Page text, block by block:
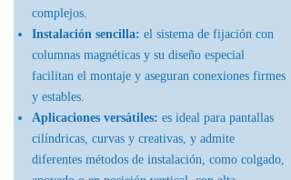
complejos.
Instalación sencilla: el sistema de fijación con
columnas magnéticas y su diseño especial
facilitan el montaje y aseguran conexiones firmes
y estables.
Aplicaciones versátiles: es ideal para pantallas
cilíndricas, curvas y creativas, y admite
diferentes métodos de instalación, como colgado,